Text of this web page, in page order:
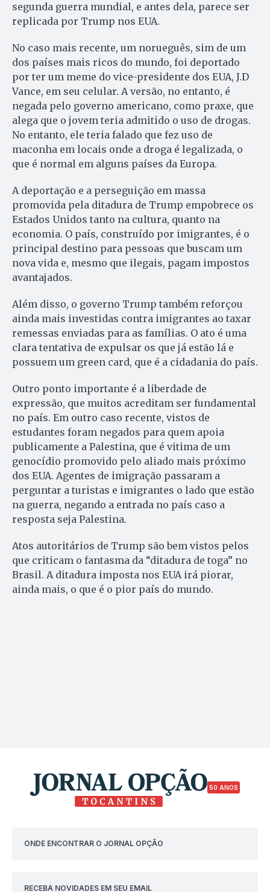
segunda guerra mundial, e antes dela, parece ser
replicada por Trump nos EUA.
No caso mais recente, um norueguês, sim de um
dos países mais ricos do mundo, foi deportado
por ter um meme do vice-presidente dos EUA, J.D
Vance, em seu celular. A versão, no entanto, é
negada pelo governo americano, como praxe, que
alega que o jovem teria admitido o uso de drogas.
No entanto, ele teria falado que fez uso de
maconha em locais onde a droga é legalizada, o
que é normal em alguns países da Europa.
A deportação e a perseguição em massa
promovida pela ditadura de Trump empobrece os
Estados Unidos tanto na cultura, quanto na
economia. O país, construído por imigrantes, é o
principal destino para pessoas que buscam um
nova vida e, mesmo que ilegais, pagam impostos
avantajados.
Além disso, o governo Trump também reforçou
ainda mais investidas contra imigrantes ao taxar
remessas enviadas para as famílias. O ato é uma
clara tentativa de expulsar os que já estão lá e
possuem um green card, que é a cidadania do país.
Outro ponto importante é a liberdade de
expressão, que muitos acreditam ser fundamental
no país. Em outro caso recente, vistos de
estudantes foram negados para quem apoia
publicamente a Palestina, que é vitima de um
genocídio promovido pelo aliado mais próximo
dos EUA. Agentes de imigração passaram a
perguntar a turistas e imigrantes o lado que estão
na guerra, negando a entrada no país caso a
resposta seja Palestina.
Atos autoritários de Trump são bem vistos pelos
que criticam o fantasma da “ditadura de toga” no
Brasil. A ditadura imposta nos EUA irá piorar,
ainda mais, o que é o pior país do mundo.
50 ANOS
ONDE ENCONTRAR O JORNAL OPÇÃO
RECEBA NOVIDADES EM SEU EMAIL